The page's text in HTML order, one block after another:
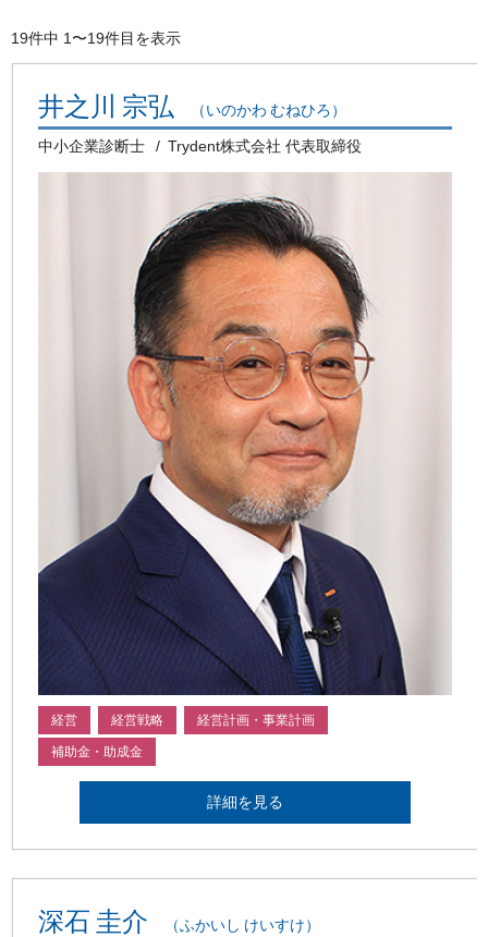
19件中 1〜19件目を表示
井之川 宗弘 （いのかわ むねひろ）
中小企業診断士 Trydent株式会社 代表取締役
経営 経営戦略 経営計画・事業計画
補助金・助成金
詳細を見る
深石 圭介 （ふかいし けいすけ）